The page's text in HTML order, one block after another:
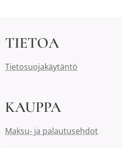
TIETOA
Tietosuojakäytäntö
KAUPPA
Maksu- ja palautusehdot